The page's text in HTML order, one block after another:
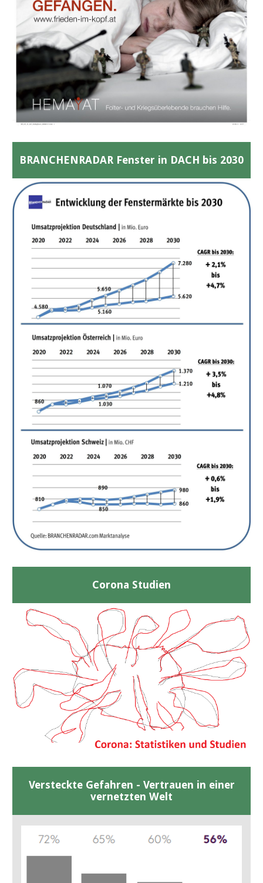
BRANCHENRADAR Fenster in DACH bis 2030
Corona Studien
Versteckte Gefahren - Vertrauen in einer
vernetzten Welt